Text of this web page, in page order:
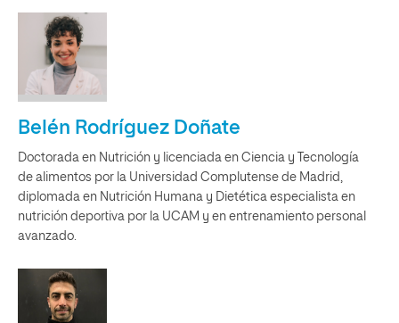
Belén Rodríguez Doñate
Doctorada en Nutrición y licenciada en Ciencia y Tecnología
de alimentos por la Universidad Complutense de Madrid,
diplomada en Nutrición Humana y Dietética especialista en
nutrición deportiva por la UCAM y en entrenamiento personal
avanzado.